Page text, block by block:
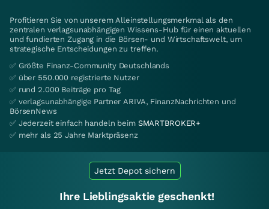
Profitieren Sie von unserem Alleinstellungsmerkmal als den
zentralen verlagsunabhängigen Wissens-Hub für einen aktuellen
und fundierten Zugang in die Börsen- und Wirtschaftswelt, um
strategische Entscheidungen zu treffen.
✅ Größte Finanz-Community Deutschlands
✅ über 550.000 registrierte Nutzer
✅ rund 2.000 Beiträge pro Tag
✅ verlagsunabhängige Partner ARIVA, FinanzNachrichten und
BörsenNews
✅ Jederzeit einfach handeln beim SMARTBROKER+
✅ mehr als 25 Jahre Marktpräsenz
Jetzt Depot sichern
Ihre Lieblingsaktie geschenkt!